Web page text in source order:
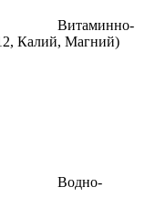
Витаминно-
Калий, Магний)
Водно-